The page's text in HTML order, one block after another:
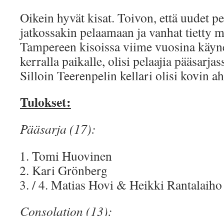
Oikein hyvät kisat. Toivon, että uudet
jatkossakin pelaamaan ja vanhat tietty
Tampereen kisoissa viime vuosina
kerralla paikalle, olisi pelaajia
Silloin Teerenpelin kellari olisi kovin
Tulokset:
Pääsarja (17):
Tomi Huovinen
Kari Grönberg
/ 4. Matias Hovi & Heikki Rantalaiho
Consolation (13):